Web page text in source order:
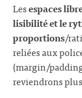
Lesespaces
lisibilité et le
proportions/
reliées aux
(margin/
reviendrons